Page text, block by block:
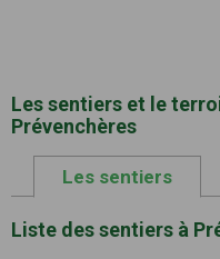
Les sentiers et le
Prévenchères
Les sentiers
Liste des sentiers à